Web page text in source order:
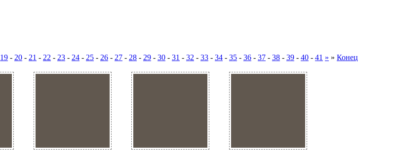
19 - 20 - 21 - 22 - 23 - 24 - 25 - 26 - 27 - 28 - 29 - 30 - 31 - 32 - 33 - 34 - 35 - 36 - 37 - 38 - 39 - 40 - 41 » » Конец